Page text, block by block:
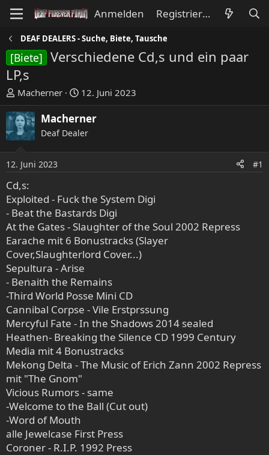
Anmelden Registrieren
DEAF DEALERS - Suche, Biete, Tausche
[Biete] Verschiedene Cd,s und ein paar
LP,s
E
r
s
t
e
l
e
r
Macherner
E
r
s
t
l
m
12. Juni 2023
Macherner
Deaf Dealer
12. Juni 2023 #1
Cd,s:
Exploited - Fuck the System Digi
- Beat the Bastards Digi
At the Gates - Slaughter of the Soul 2002 Repress
Earache mit 6 Bonustracks (Slayer
Cover,Slaughterlord Cover...)
Sepultura - Arise
- Benaith the Remains
-Third World Posse Mini CD
Cannibal Corpse - Vile Erstprssung
Mercyful Fate - In the Shadows 2014 sealed
Heathen- Breaking the Silence CD 1999 Century
Media mit 4 Bonustracks
Mekong Delta - The Music of Erich Zann 2002 Repress
mit "The Gnom"
Vicious Rumors - same
-Welcome to the Ball (Cut out)
-Word of Mouth
alle Jewelcase First Press
Coroner - R.I.P. 1992 Press